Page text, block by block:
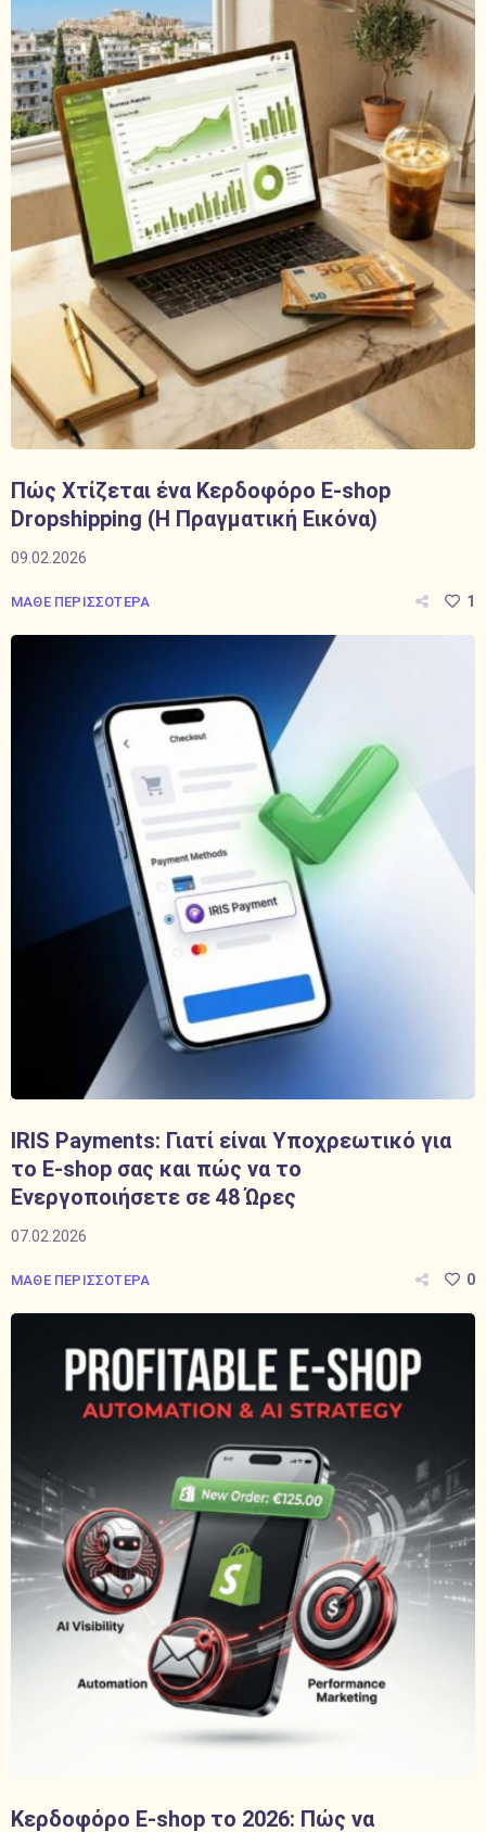
Πώς Χτίζεται ένα Κερδοφόρο E-shop
Dropshipping (Η Πραγματική Εικόνα)
09.02.2026
ΜΑΘΕ ΠΕΡΙΣΣΟΤΕΡΑ 1
IRIS Payments: Γιατί είναι Υποχρεωτικό για
το E-shop σας και πώς να το
Ενεργοποιήσετε σε 48 Ώρες
07.02.2026
ΜΑΘΕ ΠΕΡΙΣΣΟΤΕΡΑ 0
Κερδοφόρο E-shop το 2026: Πώς να